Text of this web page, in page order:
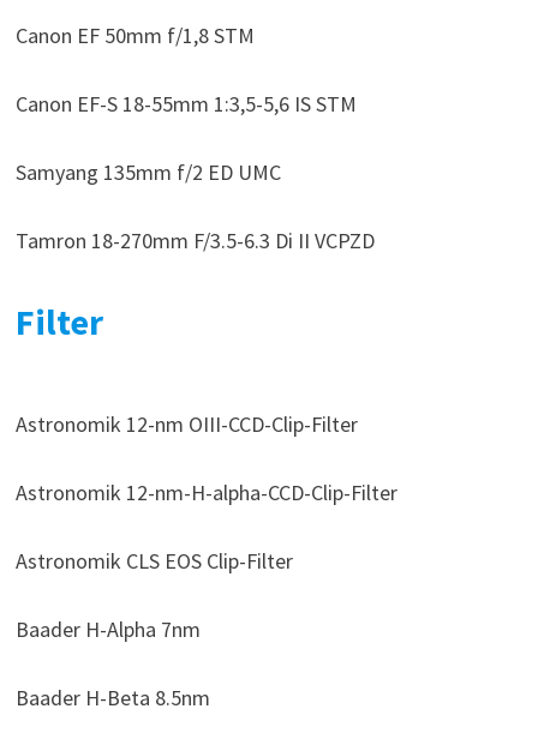
Canon EF 50mm f/1,8 STM
Canon EF-S 18-55mm 1:3,5-5,6 IS STM
Samyang 135mm f/2 ED UMC
Tamron 18-270mm F/3.5-6.3 Di II VCPZD
Filter
Astronomik 12-nm OIII-CCD-Clip-Filter
Astronomik 12-nm-H-alpha-CCD-Clip-Filter
Astronomik CLS EOS Clip-Filter
Baader H-Alpha 7nm
Baader H-Beta 8.5nm